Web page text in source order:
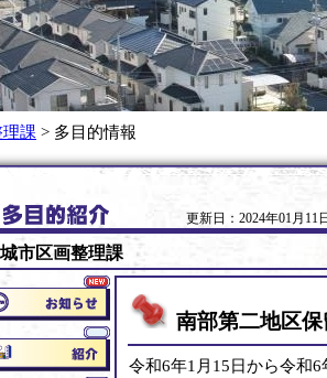
課 > 多目的情報
更新日：2024年01月11
市区画整理課
南部第二地区
令和6年1月15日から令和